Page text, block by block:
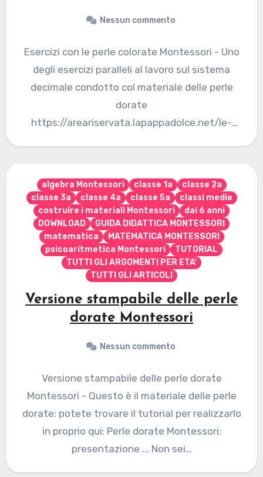
Nessun commento
Esercizi con le perle colorate Montessori - Uno
degli esercizi paralleli al lavoro sul sistema
decimale condotto col materiale delle perle
dorate
https://areariservata.lapappadolce.net/le-
algebra Montessori classe 1a
classe 2a
classe 3a
classe 4a classe 5a
classi medie
costruire i materiali Montessori
dai 6 anni
DOWNLOAD
GUIDA DIDATTICA MONTESSORI
matematica
MATEMATICA MONTESSORI
psicoaritmetica Montessori
TUTORIAL
TUTTI GLI ARGOMENTI PER ETA'
TUTTI GLI ARTICOLI
Versione stampabile delle perle
dorate Montessori
Nessun commento
Versione stampabile delle perle dorate
Montessori - Questo è il materiale delle perle
dorate: potete trovare il tutorial per realizzarlo
in proprio qui: Perle dorate Montessori:
presentazione ... Non sei…